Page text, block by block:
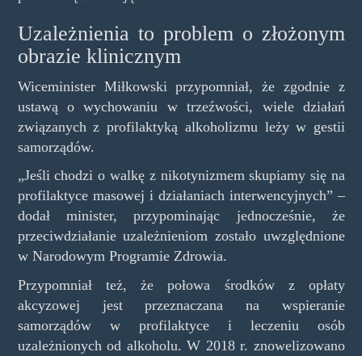
Uzależnienia to problem o złożonym
obrazie klinicznym
Wiceminister Miłkowski przypomniał, że zgodnie z
ustawą o wychowaniu w trzeźwości, wiele działań
związanych z profilaktyką alkoholizmu leży w gestii
samorządów.
„Jeśli chodzi o walkę z nikotynizmem skupiamy się na
profilaktyce masowej i działaniach interwencyjnych” –
dodał minister, przypominając jednocześnie, że
przeciwdziałanie uzależnieniom zostało uwzględnione
w Narodowym Programie Zdrowia.
Przypomniał też, że połowa środków z opłaty
akcyzowej jest przeznaczana na wspieranie
samorządów w profilaktyce i leczeniu osób
uzależnionych od alkoholu. W 2018 r. znowelizowano